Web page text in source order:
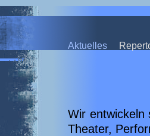
–
Aktuelles
Wir entwickeln
Theater,